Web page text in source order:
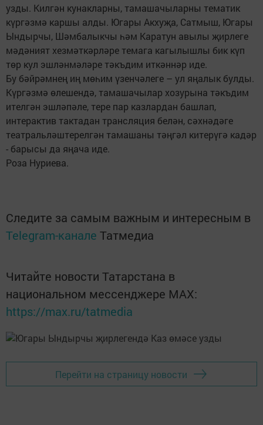
узды. Килгән кунакларны, тамашачыларны тематик
күргәзмә каршы алды. Югары Акхуҗа, Сатмыш, Югары
Ындырчы, Шәмбалыкчы һәм Каратун авылы җирлеге
мәдәният хезмәткәрләре темага кагылышлы бик күп
төр кул эшләнмәләре тәкъдим иткәннәр иде.
Бу бәйрәмнең иң мөһим үзенчәлеге – ул яңалык булды.
Күргәзмә өлешендә, тамашачылар хозурына тәкъдим
ителгән эшләпәле, тере пар казлардан башлап,
интерактив тактадан трансляция белән, сәхнәдәге
театральләштерелгән тамашаны тәңгәл китерүгә кадәр
- барысы да яңача иде.
Роза Нуриева.
Следите за самым важным и интересным в
Telegram-канале Татмедиа
Читайте новости Татарстана в
национальном мессенджере MАХ:
https://max.ru/tatmedia
Перейти на страницу новости